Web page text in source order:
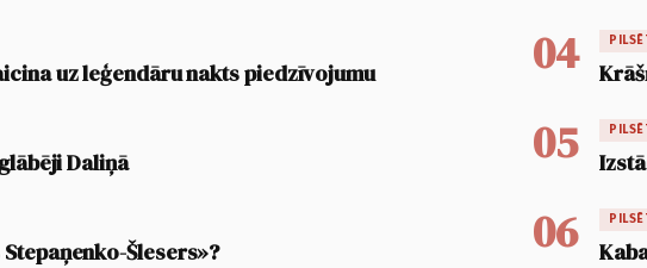
uz leģendāru nakts piedzīvojumu
Daliņā
Šlesers»?
04
05
06